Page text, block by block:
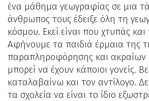
ένα μάθημα γεωγραφίας σε μια
άνθρωπος τους έδειξε όλη τη
κόσμου. Εκεί είναι που χτυπάς
Αφήνουμε τα παιδιά έρμαια της
παραπληροφόρησης και
μπορεί να έχουν κάποιοι γονείς.
καταλαβαίνω και τον αντίλογο.
τα σχολεία να είναι το ίδιο